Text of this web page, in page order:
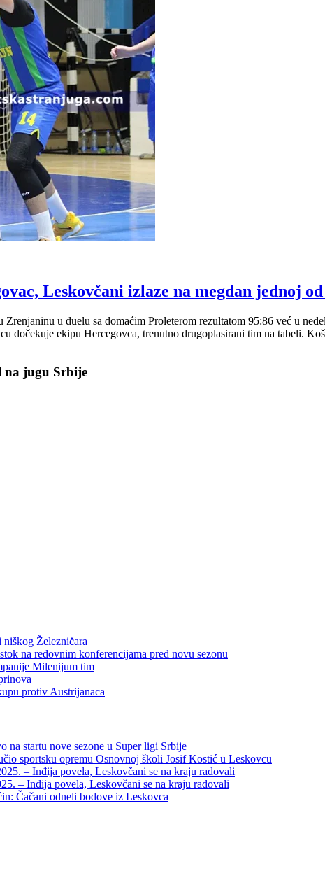
Leskovčani izlaze na megdan jednoj
u duelu sa domaćim Proleterom rezultatom 95:86 već u
dočekuje ekipu Hercegovca, trenutno drugoplasirani tim na tabeli.
na jugu Srbije
Železničara
na redovnim konferencijama pred novu sezonu
Milenijum tim
protiv Austrijanaca
na startu nove sezone u Super ligi Srbije
sportsku opremu Osnovnoj školi Josif Kostić u Leskovcu
– Inđija povela, Leskovčani se na kraju radovali
– Inđija povela, Leskovčani se na kraju radovali
Čačani odneli bodove iz Leskovca